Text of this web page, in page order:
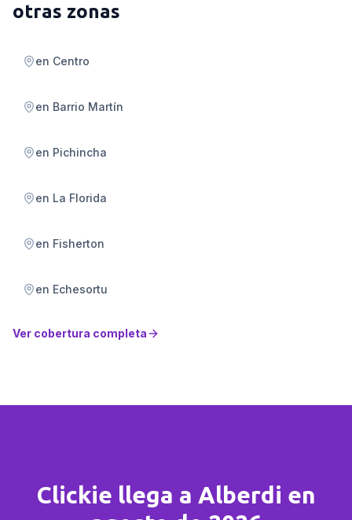
otras zonas
en Centro
en Barrio Martín
en Pichincha
en La Florida
en Fisherton
en Echesortu
Ver cobertura completa
Clickie llega a Alberdi en